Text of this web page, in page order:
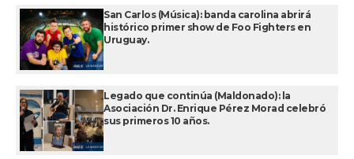
San Carlos (Música): banda carolina abrirá
histórico primer show de Foo Fighters en
Uruguay.
Legado que continúa (Maldonado): la
Asociación Dr. Enrique Pérez Morad celebró
sus primeros 10 años.